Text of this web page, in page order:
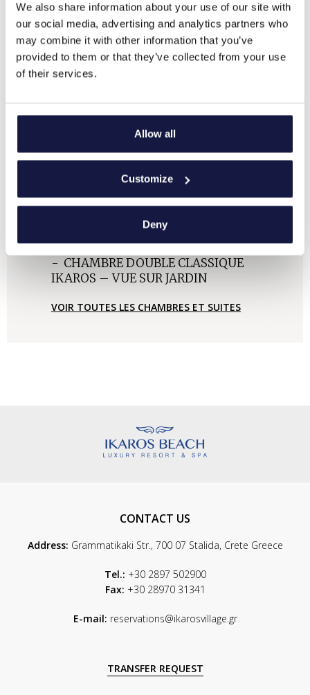
We also share information about your use of our site with
our social media, advertising and analytics partners who
may combine it with other information that you’ve
provided to them or that they’ve collected from your use
of their services.
Allow all
Customize
Deny
HÉBERGEMENT AU
RESORT IKAROS
CHAMBRE DOUBLE CLASSIQUE
IKAROS – VUE SUR JARDIN
VOIR TOUTES LES CHAMBRES ET SUITES
HÉBERGEMENT AU
RESORT IKAROS
CHAMBRE DOUBLE CLASSIQUE
IKAROS – VUE SUR MER
VOIR TOUTES LES CHAMBRES ET SUITES
HÉBERGEMENT AU
RESORT IKAROS
BUNGALOW CLASSIC SEA VIEW
SHARING POOL
VOIR TOUTES LES CHAMBRES ET SUITES
HÉBERGEMENT AU
RESORT IKAROS
BUNGALOW CLASSIQUE VUE
JARDIN
VOIR TOUTES LES CHAMBRES ET SUITES
HÉBERGEMENT AU
RESORT IKAROS
BUNGALOW CLASSIQUE VUE
MER
VOIR TOUTES LES CHAMBRES ET SUITES
HÉBERGEMENT AU
RESORT IKAROS
BUNGALOW DE LUXE VUE DU
JARDIN
VOIR TOUTES LES CHAMBRES ET SUITES
HÉBERGEMENT AU
RESORT IKAROS
BUNGALOW OUTDOOR JACUZZI
HÉBERGEMENT AU
RESORT IKAROS
CHAMBRES SUPÉRIEURES VUE
HÉBERGEMENT AU
RESORT IKAROS
CHAMBRES SUPÉRIEURES VUE
HÉBERGEMENT AU
RESORT IKAROS
SUITE VUE MER
CONTACT US
Address: Grammatikaki Str., 700 07 Stalida, Crete Greece
Tel.: +30 2897 502900
Fax: +30 28970 31341
E-mail: reservations@ikarosvillage.gr
TRANSFER REQUEST